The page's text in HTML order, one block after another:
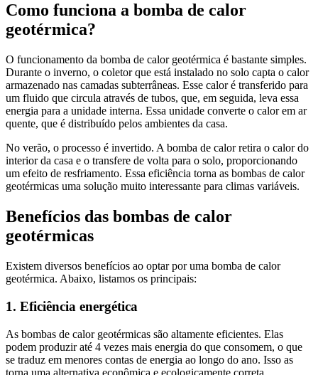
Como funciona a bomba de calor
geotérmica?
O funcionamento da bomba de calor geotérmica é bastante simples.
Durante o inverno, o coletor que está instalado no solo capta o calor
armazenado nas camadas subterrâneas. Esse calor é transferido para
um fluido que circula através de tubos, que, em seguida, leva essa
energia para a unidade interna. Essa unidade converte o calor em ar
quente, que é distribuído pelos ambientes da casa.
No verão, o processo é invertido. A bomba de calor retira o calor do
interior da casa e o transfere de volta para o solo, proporcionando
um efeito de resfriamento. Essa eficiência torna as bombas de calor
geotérmicas uma solução muito interessante para climas variáveis.
Benefícios das bombas de calor
geotérmicas
Existem diversos benefícios ao optar por uma bomba de calor
geotérmica. Abaixo, listamos os principais:
1. Eficiência energética
As bombas de calor geotérmicas são altamente eficientes. Elas
podem produzir até 4 vezes mais energia do que consomem, o que
se traduz em menores contas de energia ao longo do ano. Isso as
torna uma alternativa econômica e ecologicamente correta.